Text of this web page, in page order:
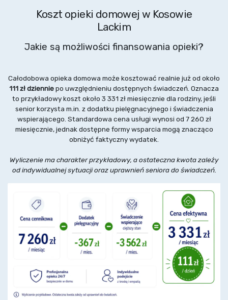
Koszt opieki domowej w Kosowie
Lackim
Jakie są możliwości finansowania opieki?
Całodobowa opieka domowa może kosztować realnie już od około
111 zł dzienniepo uwzględnieniu dostępnych świadczeń. Oznacza
to przykładowy koszt około 3 331 zł miesięcznie dla rodziny, jeśli
senior korzysta m.in. z dodatku pielęgnacyjnego i świadczenia
wspierającego. Standardowa cena usługi wynosi od 7 260 zł
miesięcznie, jednak dostępne formy wsparcia mogą znacząco
obniżyć faktyczny wydatek.
Wyliczenie ma charakter przykładowy, a ostateczna kwota zależy
od indywidualnej sytuacji oraz uprawnień seniora do świadczeń.